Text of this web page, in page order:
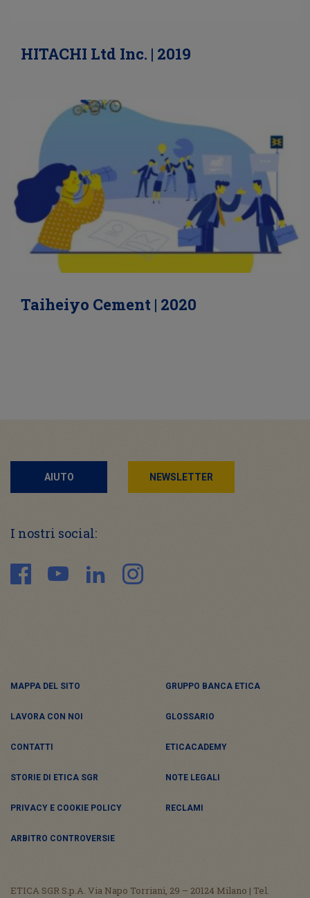
HITACHI Ltd Inc. | 2019
Taiheiyo Cement | 2020
AIUTO NEWSLETTER
I nostri social:
MAPPA DEL SITO GRUPPO BANCA ETICA
LAVORA CON NOI GLOSSARIO
CONTATTI ETICACADEMY
STORIE DI ETICA SGR NOTE LEGALI
PRIVACY E COOKIE POLICY RECLAMI
ARBITRO CONTROVERSIE
ETICA SGR S.p.A. Via Napo Torriani, 29 – 20124 Milano | Tel.